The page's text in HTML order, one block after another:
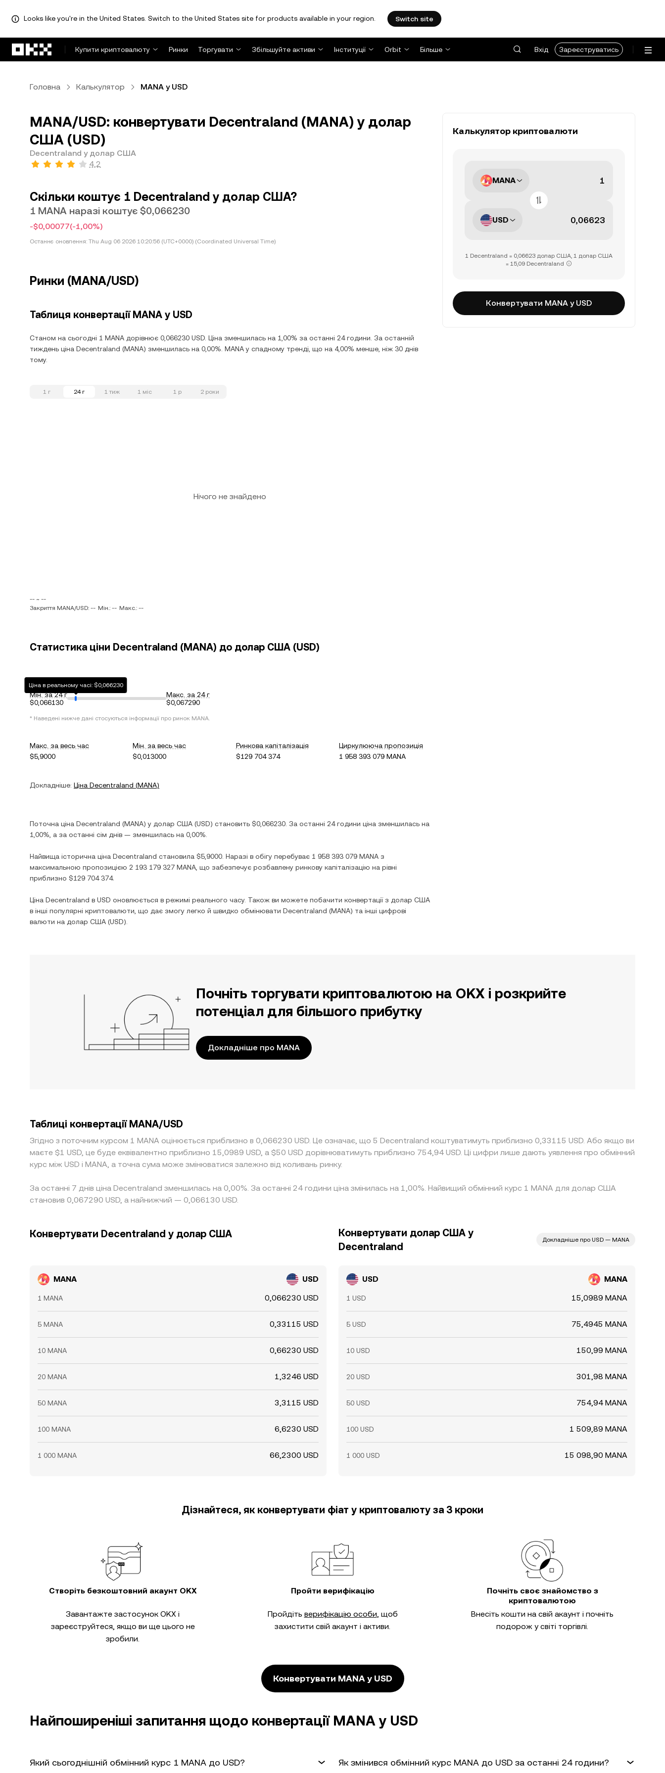
Looks like you're in the United States. Switch to the United States site for products available in your region. Switch site
Купити криптовалюту
Ринки Торгувати Збільшуйте активи Інституції Orbit Більше Вхід Зареєструватись
Головна Калькулятор MANA у USD
MANA/USD: конвертувати Decentraland (MANA) у долар
США (USD)
Decentraland у долар США
4,2
Скільки коштує 1 Decentraland у долар США?
1 MANA наразі коштує $0,066230
-$0,00077(-1,00%)
Останнє оновлення: Thu Aug 06 2026 10:20:56 (UTC+0000) (Coordinated Universal Time)
Ринки (MANA/USD)
Таблиця конвертації MANA у USD
Станом на сьогодні 1 MANA дорівнює 0,066230 USD. Ціна зменшилась на 1,00% за останні 24 години. За останній
тиждень ціна Decentraland (MANA) зменшилась на 0,00%. MANA у спадному тренді, що на 4,00% менше, ніж 30 днів
тому.
1 г 24 г 1 тиж 1 міс 1 р 2 роки
Нічого не знайдено
-- ~ --
Закриття MANA/USD: -- Мін.: -- Макс.: --
Статистика ціни Decentraland (MANA) до долар США (USD)
Мін. за 24 г
$0,066130
Ціна в реальному часі: $0,066230
Макс. за 24 г
$0,067290
* Наведені нижче дані стосуються інформації про ринок MANA.
Макс. за весь час
$5,9000
Мін. за весь час
$0,013000
Ринкова капіталізація
$129 704 374
Циркулююча пропозиція
1 958 393 079 MANA
Докладніше: Ціна Decentraland (MANA)
Поточна ціна Decentraland (MANA) у долар США (USD) становить $0,066230 . За останні 24 години ціна зменшилась на
1,00% , а за останні сім днів — зменшилась на 0,00%
Найвища історична ціна Decentraland становила $5,9000 . Наразі в обігу перебуває 1 958 393 079 MANA з
максимальною пропозицією 2 193 179 327 MANA , що забезпечує розбавлену ринкову капіталізацію на рівні
приблизно $129 704 374.
Ціна Decentraland в USD оновлюється в режимі реального часу. Також ви можете побачити конвертації з долар США
в інші популярні криптовалюти, що дає змогу легко й швидко обмінювати Decentraland (MANA) та інші цифрові
валюти на долар США (USD).
Калькулятор криптовалюти
MANA
USD
1 Decentraland = 0,06623 долар США, 1 долар США
= 15,09 Decentraland
Конвертувати MANA у USD
Почніть торгувати криптовалютою на OKX і розкрийте
потенціал для більшого прибутку
Докладніше про MANA
Таблиці конвертації MANA/USD
Згідно з поточним курсом 1 MANA оцінюється приблизно в 0,066230 USD. Це означає, що 5 Decentraland коштуватимуть приблизно 0,33115 USD. Або якщо ви
маєте $1 USD, це буде еквівалентно приблизно 15,0989 USD, а $50 USD дорівнюватимуть приблизно 754,94 USD. Ці цифри лише дають уявлення про обмінний
курс між USD і MANA, а точна сума може змінюватися залежно від коливань ринку.
За останні 7 днів ціна Decentraland зменшилась на 0,00%. За останні 24 години ціна змінилась на 1,00%. Найвищий обмінний курс 1 MANA для долар США
становив 0,067290 USD, а найнижчий — 0,066130 USD.
Конвертувати Decentraland у долар США
MANA USD
1 MANA 0,066230 USD
5 MANA 0,33115 USD
10 MANA 0,66230 USD
20 MANA 1,3246 USD
50 MANA 3,3115 USD
100 MANA 6,6230 USD
1 000 MANA 66,2300 USD
Конвертувати долар США у
Decentraland
Докладніше про USD — MANA
USD MANA
1 USD 15,0989 MANA
5 USD 75,4945 MANA
10 USD 150,99 MANA
20 USD 301,98 MANA
50 USD 754,94 MANA
100 USD 1 509,89 MANA
1 000 USD 15 098,90 MANA
Дізнайтеся, як конвертувати фіат у криптовалюту за 3 кроки
Створіть безкоштовний акаунт OKX
Завантажте застосунок OKX і
зареєструйтеся, якщо ви ще цього не
зробили.
Пройти верифікацію
Пройдіть верифікацію особи, щоб
захистити свій акаунт і активи.
Почніть своє знайомство з
криптовалютою
Внесіть кошти на свій акаунт і почніть
подорож у світі торгівлі.
Конвертувати MANA у USD
Найпоширеніші запитання щодо конвертації MANA у USD
Який сьогоднішній обмінний курс 1 MANA до USD? Як змінився обмінний курс MANA до USD за останні 24 години?